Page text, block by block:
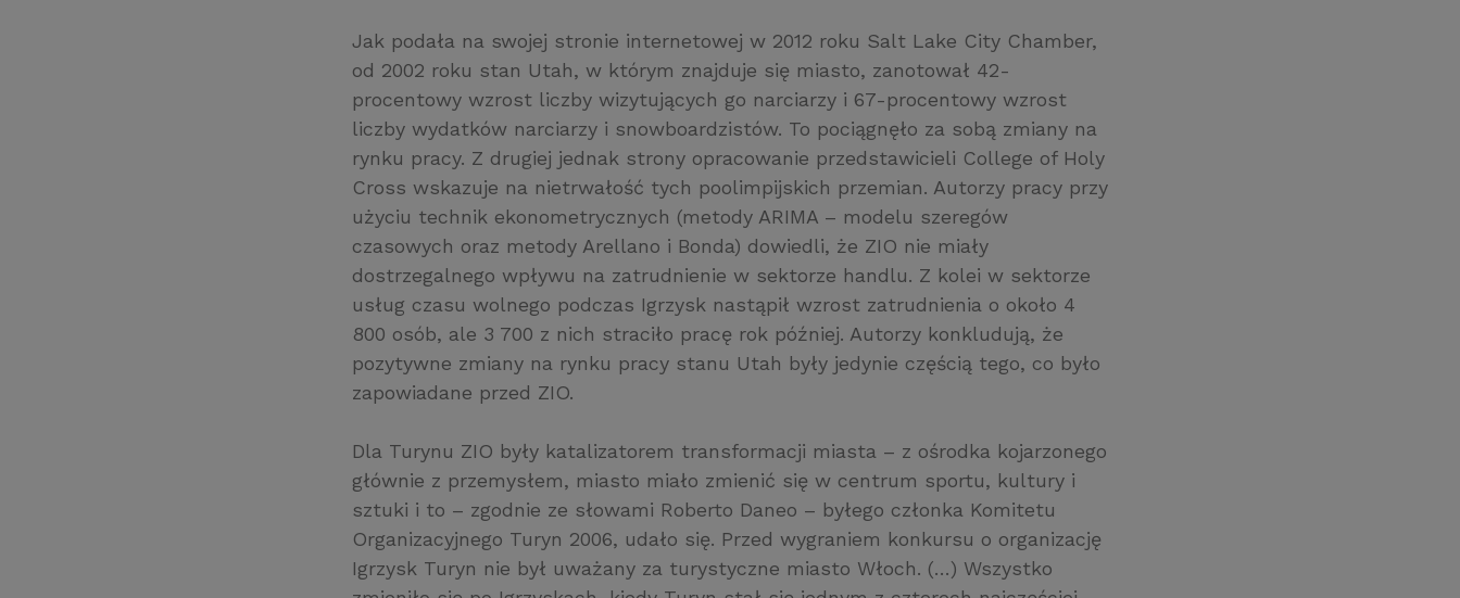
Jak podała na swojej stronie internetowej w 2012 roku Salt Lake City Chamber,
od 2002 roku stan Utah, w którym znajduje się miasto, zanotował 42-
procentowy wzrost liczby wizytujących go narciarzy i 67-procentowy wzrost
liczby wydatków narciarzy i snowboardzistów. To pociągnęło za sobą zmiany na
rynku pracy. Z drugiej jednak strony opracowanie przedstawicieli College of Holy
Cross wskazuje na nietrwałość tych poolimpijskich przemian. Autorzy pracy przy
użyciu technik ekonometrycznych (metody ARIMA – modelu szeregów
czasowych oraz metody Arellano i Bonda) dowiedli, że ZIO nie miały
dostrzegalnego wpływu na zatrudnienie w sektorze handlu. Z kolei w sektorze
usług czasu wolnego podczas Igrzysk nastąpił wzrost zatrudnienia o około 4
800 osób, ale 3 700 z nich straciło pracę rok później. Autorzy konkludują, że
pozytywne zmiany na rynku pracy stanu Utah były jedynie częścią tego, co było
zapowiadane przed ZIO.
Dla Turynu ZIO były katalizatorem transformacji miasta – z ośrodka kojarzonego
głównie z przemysłem, miasto miało zmienić się w centrum sportu, kultury i
sztuki i to – zgodnie ze słowami Roberto Daneo – byłego członka Komitetu
Organizacyjnego Turyn 2006, udało się. Przed wygraniem konkursu o organizację
Igrzysk Turyn nie był uważany za turystyczne miasto Włoch. (…) Wszystko